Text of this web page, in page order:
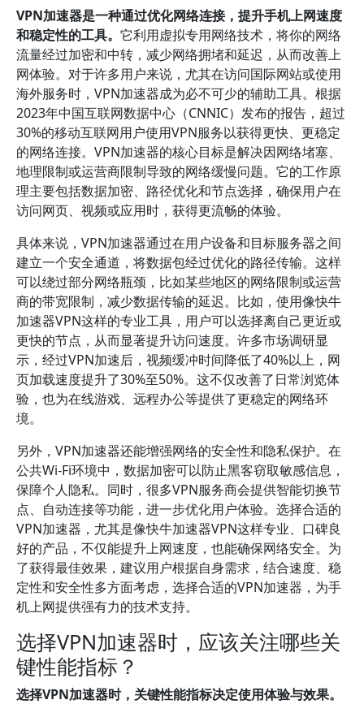
VPN加速器是一种通过优化网络连接，提升手机上网速度
和稳定性的工具。 它利用虚拟专用网络技术，将你的网络
流量经过加密和中转，减少网络拥堵和延迟，从而改善上
网体验。对于许多用户来说，尤其在访问国际网站或使用
海外服务时，VPN加速器成为必不可少的辅助工具。根据
2023年中国互联网数据中心（CNNIC）发布的报告，超过
30%的移动互联网用户使用VPN服务以获得更快、更稳定
的网络连接。VPN加速器的核心目标是解决因网络堵塞、
地理限制或运营商限制导致的网络缓慢问题。它的工作原
理主要包括数据加密、路径优化和节点选择，确保用户在
访问网页、视频或应用时，获得更流畅的体验。
具体来说，VPN加速器通过在用户设备和目标服务器之间
建立一个安全通道，将数据包经过优化的路径传输。这样
可以绕过部分网络瓶颈，比如某些地区的网络限制或运营
商的带宽限制，减少数据传输的延迟。比如，使用像快牛
加速器VPN这样的专业工具，用户可以选择离自己更近或
更快的节点，从而显著提升访问速度。许多市场调研显
示，经过VPN加速后，视频缓冲时间降低了40%以上，网
页加载速度提升了30%至50%。这不仅改善了日常浏览体
验，也为在线游戏、远程办公等提供了更稳定的网络环
境。
另外，VPN加速器还能增强网络的安全性和隐私保护。在
公共Wi-Fi环境中，数据加密可以防止黑客窃取敏感信息，
保障个人隐私。同时，很多VPN服务商会提供智能切换节
点、自动连接等功能，进一步优化用户体验。选择合适的
VPN加速器，尤其是像快牛加速器VPN这样专业、口碑良
好的产品，不仅能提升上网速度，也能确保网络安全。为
了获得最佳效果，建议用户根据自身需求，结合速度、稳
定性和安全性多方面考虑，选择合适的VPN加速器，为手
机上网提供强有力的技术支持。
选择VPN加速器时，应该关注哪些关
键性能指标？
选择VPN加速器时，关键性能指标决定使用体验与效果。